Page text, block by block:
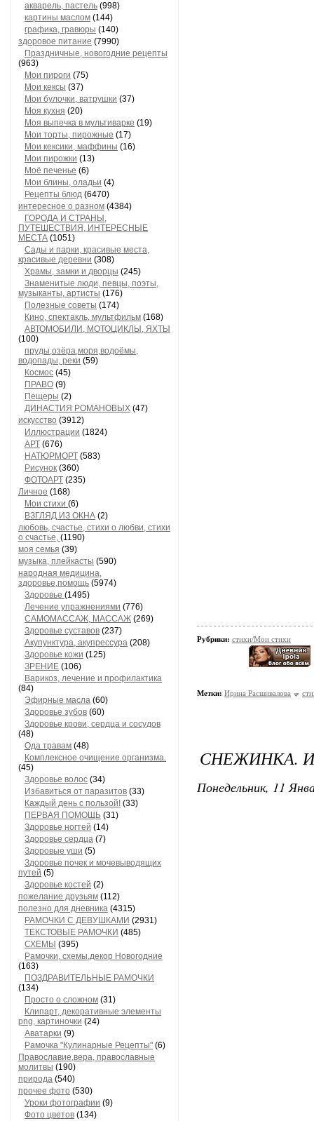
акварель, пастель (998)
картины маслом (144)
графика, гравюры (140)
здоровое питание (7990)
Праздничные, новогодние рецепты
(963)
Мои пироги (75)
Мои кексы (37)
Мои булочки, ватрушки (37)
Моя кухня (20)
Моя выпечка в мультиварке (19)
Мои торты, пирожные (17)
Мои кексики, маффины (16)
Мои пирожки (13)
Моё печенье (6)
Мои блины, оладьи (4)
Рецепты блюд (6470)
интересное о разном (4384)
ГОРОДА И СТРАНЫ,
ПУТЕШЕСТВИЯ, ИНТЕРЕСНЫЕ
МЕСТА (1051)
Сады и парки, красивые места,
красивые деревни (308)
Храмы, замки и дворцы (245)
Знаменитые люди, певцы, поэты,
музыканты, артисты (176)
Полезные советы (174)
Кино, спектакль, мультфильм (168)
АВТОМОБИЛИ, МОТОЦИКЛЫ, ЯХТЫ
(100)
пруды,озёра,моря,водоёмы,
водопады, реки (59)
Космос (45)
ПРАВО (9)
Пещеры (2)
ДИНАСТИЯ РОМАНОВЫХ (47)
искусство (3912)
Иллюстрации (1824)
АРТ (676)
НАТЮРМОРТ (583)
Рисунок (360)
ФОТОАРТ (235)
Личное (168)
Мои стихи (6)
ВЗГЛЯД ИЗ ОКНА (2)
любовь, счастье, стихи о любви, стихи
о счастье, (1190)
моя семья (39)
музыка, плейкасты (590)
народная медицина,
здоровье,помощь (5974)
Здоровье (1495)
Лечение упражнениями (776)
САМОМАССАЖ, МАССАЖ (269)
Здоровье суставов (237)
Акупунктура, акупрессура (208)
Здоровье кожи (125)
ЗРЕНИЕ (106)
Варикоз, лечение и профилактика
(84)
Эфирные масла (60)
Здоровье зубов (60)
Здоровье крови, сердца и сосудов
(48)
Ода травам (48)
Комплексное очищение организма.
(45)
Здоровье волос (34)
Избавиться от паразитов (33)
Каждый день с пользой! (33)
ПЕРВАЯ ПОМОЩЬ (31)
Здоровье ногтей (14)
Здоровье сердца (7)
Здоровые уши (5)
Здоровье почек и мочевыводящих
путей (5)
Здоровье костей (2)
пожелание друзьям (112)
полезно для дневника (4315)
РАМОЧКИ С ДЕВУШКАМИ (2931)
ТЕКСТОВЫЕ РАМОЧКИ (485)
СХЕМЫ (395)
Рамочки, схемы,декор Новогодние
(163)
ПОЗДРАВИТЕЛЬНЫЕ РАМОЧКИ
(134)
Просто о сложном (31)
Клипарт, декоративные элементы
png, картиночки (24)
Аватарки (9)
Рамочка "Кулинарные Рецепты" (6)
Православие,вера, православные
молитвы (190)
природа (540)
прочее фото (530)
Уроки фотографии (9)
Фото цветов (134)
Рубрики: стихи/Мои стихи
Метки: Ирина Расшивалова
СНЕЖИНКА.
Понедельник, 11